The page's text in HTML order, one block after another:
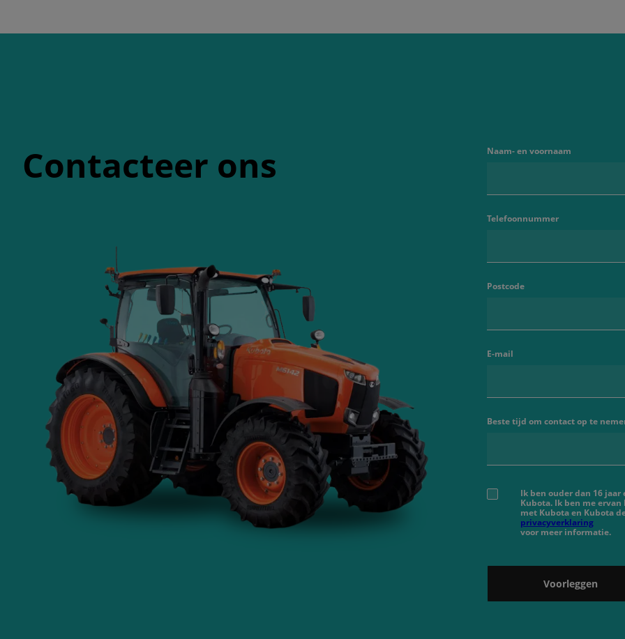
Contacteer ons Naam- en voornaam
Telefoonnummer
Postcode
E-mail
Beste tijd om contact op te
Ik ben ouder dan 16
Kubota. Ik ben me
met Kubota en Kubota
privacyverklaring
voor meer informatie.
Voorleggen